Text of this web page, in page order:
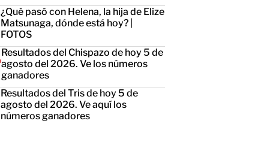
¿Qué pasó con Helena, la hija de Elize
Matsunaga, dónde está hoy? |
FOTOS
Resultados del Chispazo de hoy 5 de
agosto del 2026. Ve los números
ganadores
Resultados del Tris de hoy 5 de
agosto del 2026. Ve aquí los
números ganadores